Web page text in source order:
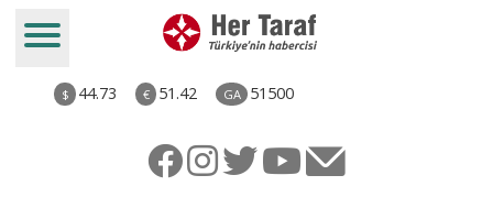
$ 44.73 € 51.42 GA 51500